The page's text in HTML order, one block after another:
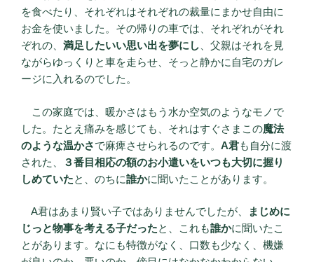
を食べたり、それぞれはそれぞれの裁量にまかせ自由に
お金を使いました。その帰りの車では、それぞれがそれ
ぞれの、 満足したいい思い出を夢にし 、父親はそれを見
ながらゆっくりと車を走らせ、そっと静かに自宅のガレ
ージに入れるのでした。
この家庭では、暖かさはもう水か空気のようなモノで
した。たとえ痛みを感じても、それはすぐさまこの魔法
のような温かさで麻痺させられるのです。 A君も自分に渡
された、
３番目相応の額のお小遣いをいつも大切に握り
しめていたと、のちに誰かに聞いたことがあります。
A君はあまり賢い子ではありませんでしたが、
まじめに
じっと物事を考える子だったと、これも誰かに聞いたこ
とがあります。なにも特徴がなく、口数も少なく、機嫌